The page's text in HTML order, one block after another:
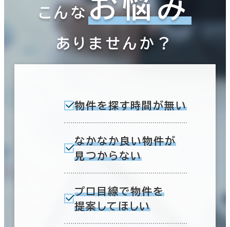
こんなお悩み
ありませんか？
物件を探す時間が無い
なかなか良い物件が
見つからない
プロ目線で物件を
提案してほしい